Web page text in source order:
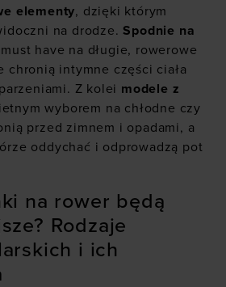
elementy, dzięki którym
na drodze. Spodnie na
have na długie, rowerowe
chronią intymne części ciała
Z kolei modele z
wyborem na chłodne czy
przed zimnem i opadami, a
oddychać i odprowadzą pot
na rower będą
Rodzaje
i ich